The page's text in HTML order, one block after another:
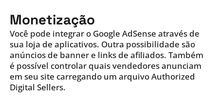
Monetização
Você pode integrar o Google AdSense através de
sua loja de aplicativos. Outra possibilidade são
anúncios de banner e links de afiliados. Também
é possível controlar quais vendedores anunciam
em seu site carregando um arquivo Authorized
Digital Sellers.